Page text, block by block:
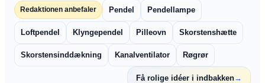
Redaktionen anbefaler Pendel Pendellampe
Loftpendel Klyngependel Pilleovn Skorstenshætte
Skorstensinddækning Kanalventilator Røgrør
Få rolige idéer i indbakken→